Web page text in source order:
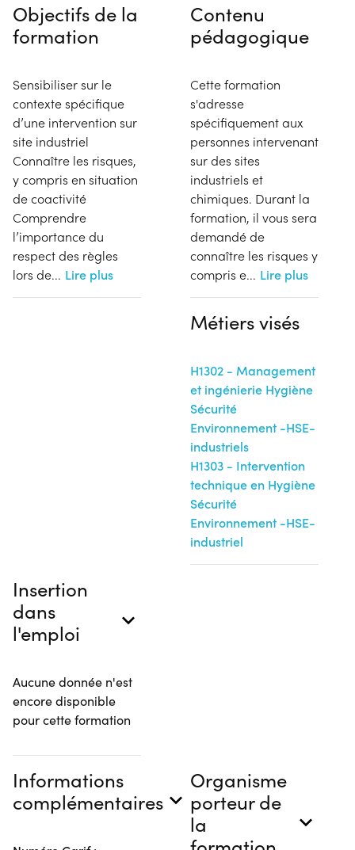
Objectifs de la
formation
Sensibiliser sur le
contexte spécifique
d’une intervention sur
site industriel
Connaître les risques,
y compris en situation
de coactivité
Comprendre
l’importance du
respect des règles
lors de... Lire plus
Contenu
pédagogique
Cette formation
s'adresse
spécifiquement aux
personnes intervenant
sur des sites
industriels et
chimiques. Durant la
formation, il vous sera
demandé de
connaître les risques y
compris e... Lire plus
Métiers visés
H1302 - Management
et ingénierie Hygiène
Sécurité
Environnement -HSE-
industriels
H1303 - Intervention
technique en Hygiène
Sécurité
Environnement -HSE-
industriel
Insertion
dans
l'emploi
Aucune donnée n'est
encore disponible
pour cette formation
Informations
complémentaires
Organisme
porteur de
la